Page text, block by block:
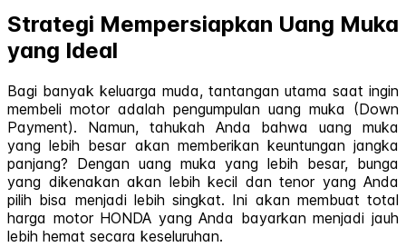
Strategi Mempersiapkan Uang Muka
yang Ideal
Bagi banyak keluarga muda, tantangan utama saat ingin
membeli motor adalah pengumpulan uang muka (Down
Payment). Namun, tahukah Anda bahwa uang muka
yang lebih besar akan memberikan keuntungan jangka
panjang? Dengan uang muka yang lebih besar, bunga
yang dikenakan akan lebih kecil dan tenor yang Anda
pilih bisa menjadi lebih singkat. Ini akan membuat total
harga motor HONDA yang Anda bayarkan menjadi jauh
lebih hemat secara keseluruhan.